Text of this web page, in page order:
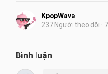
KpopWave
237 Người theo dõi ·
Bình luận